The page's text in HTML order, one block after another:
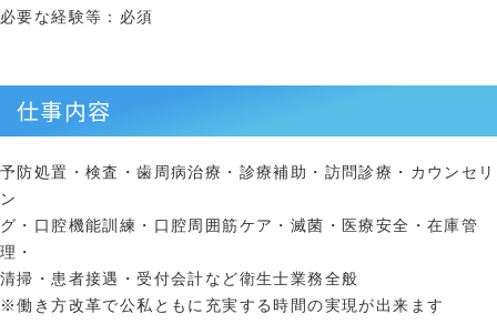
必要な経験等：必須
仕事内容
予防処置・検査・歯周病治療・診療補助・訪問診療・カウンセリ
ン
グ・口腔機能訓練・口腔周囲筋ケア・滅菌・医療安全・在庫管
理・
清掃・患者接遇・受付会計など衛生士業務全般
※働き方改革で公私ともに充実する時間の実現が出来ます